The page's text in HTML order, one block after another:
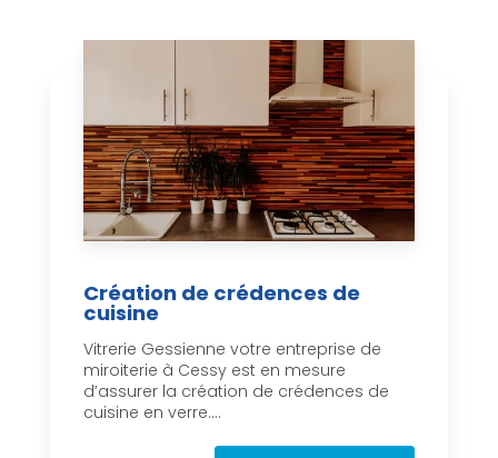
Création de crédences de
cuisine
Vitrerie Gessienne votre entreprise de
miroiterie à Cessy est en mesure
d’assurer la création de crédences de
cuisine en verre....